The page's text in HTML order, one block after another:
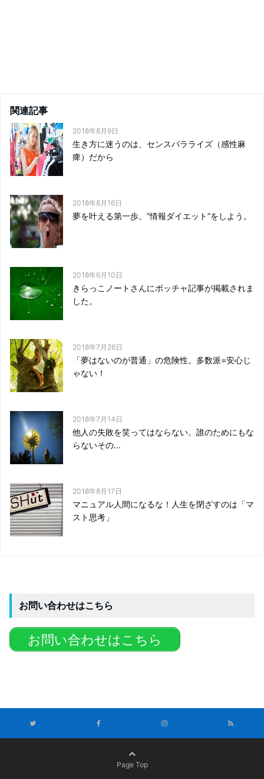
関連記事
2018年8月9日
生き方に迷うのは、センスパラライズ（感性麻
痺）だから
2018年8月16日
夢を叶える第一歩。”情報ダイエット”をしよう。
2018年6月10日
きらっこノートさんにボッチャ記事が掲載されま
した。
2018年7月26日
「夢はないのが普通」の危険性。多数派=安心じ
ゃない！
2018年7月14日
他人の失敗を笑ってはならない。誰のためにもな
らないその...
2018年8月17日
マニュアル人間になるな！人生を閉ざすのは「マ
スト思考」
お問い合わせはこちら
お問い合わせはこちら
Page Top